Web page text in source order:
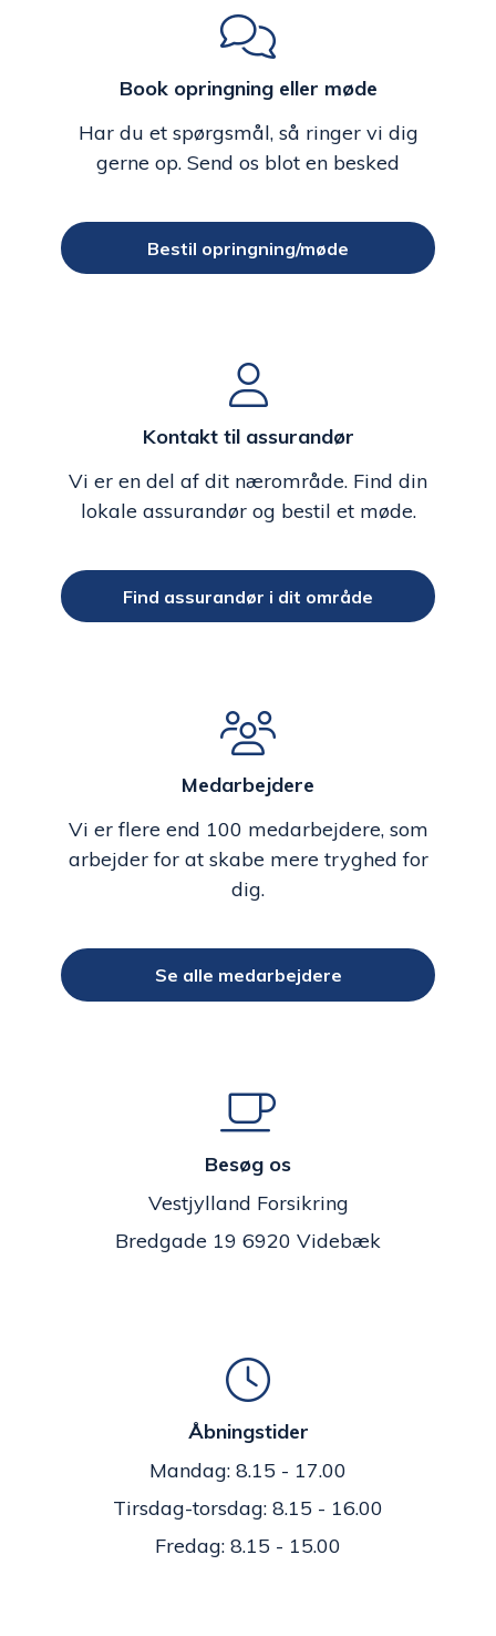
Book opringning eller møde
Har du et spørgsmål, så ringer vi dig
gerne op. Send os blot en besked
Bestil opringning/møde
Kontakt til assurandør
Vi er en del af dit nærområde. Find din
lokale assurandør og bestil et møde.
Find assurandør i dit område
Medarbejdere
Vi er flere end 100 medarbejdere, som
arbejder for at skabe mere tryghed for
dig.
Se alle medarbejdere
Besøg os
Vestjylland Forsikring
Bredgade 19 6920 Videbæk
Åbningstider
Mandag: 8.15 - 17.00
Tirsdag-torsdag: 8.15 - 16.00
Fredag: 8.15 - 15.00